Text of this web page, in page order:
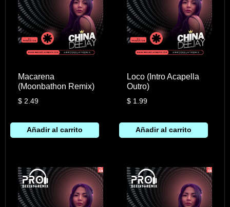
Macarena
(Moonbathon Remix)
$2.49
Añadir al carrito
Loco (Intro Acapella
Outro)
$ 1.99
Añadir al carrito